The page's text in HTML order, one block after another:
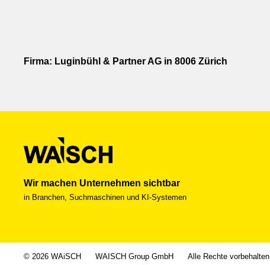
Firma: Luginbühl & Partner AG in 8006 Zürich
Wir machen Unternehmen sichtbar
in Branchen, Suchmaschinen und KI-Systemen
© 2026 WAiSCH WAISCH Group GmbH Alle Rechte vorbehalten